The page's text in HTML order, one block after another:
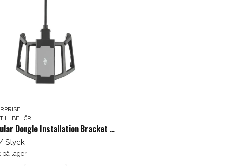
DJI Cellular Dongle Installation Bracket Mavic 3
Styck
på lager
Prenumerera på vårt nyhetsbrev med kunskap
email
Mejladress